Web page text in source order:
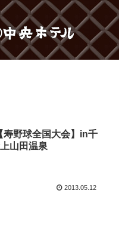
寿野球全国大会】in千
山田温泉
2013.05.12